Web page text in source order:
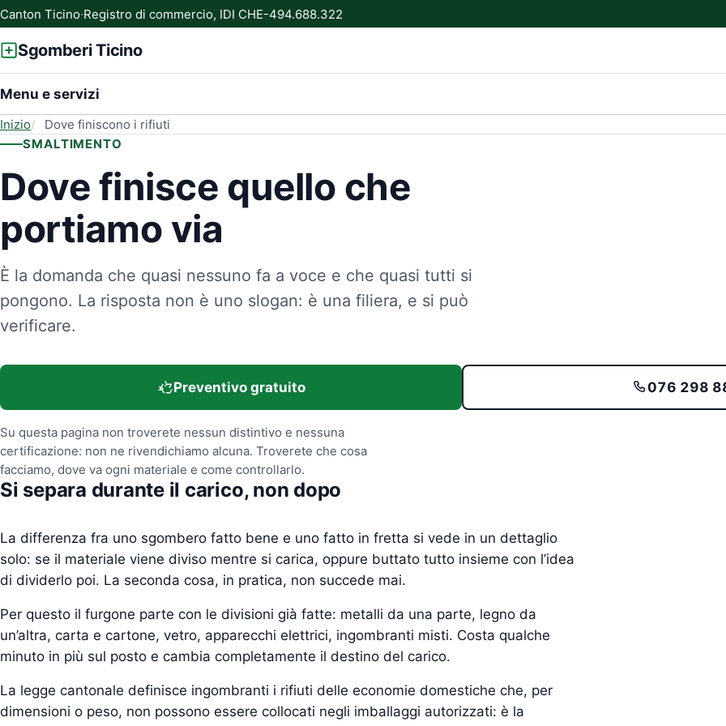
Canton Ticino·Registro di commercio, IDI CHE-494.688.322
Sgomberi Ticino
Menu e servizi
Inizio
Dove finiscono i rifiuti
SMALTIMENTO
Dove finisce quello che
portiamo via
È la domanda che quasi nessuno fa a voce e che quasi tutti si
pongono. La risposta non è uno slogan: è una filiera, e si può
verificare.
Preventivo gratuito 076 298
Su questa pagina non troverete nessun distintivo e nessuna
certificazione: non ne rivendichiamo alcuna. Troverete che cosa
facciamo, dove va ogni materiale e come controllarlo.
Si separa durante il carico, non dopo
La differenza fra uno sgombero fatto bene e uno fatto in fretta si vede in un dettaglio
solo: se il materiale viene diviso mentre si carica, oppure buttato tutto insieme con l’idea
di dividerlo poi. La seconda cosa, in pratica, non succede mai.
Per questo il furgone parte con le divisioni già fatte: metalli da una parte, legno da
un’altra, carta e cartone, vetro, apparecchi elettrici, ingombranti misti. Costa qualche
minuto in più sul posto e cambia completamente il destino del carico.
La legge cantonale definisce ingombranti i rifiuti delle economie domestiche che, per
dimensioni o peso, non possono essere collocati negli imballaggi autorizzati: è la